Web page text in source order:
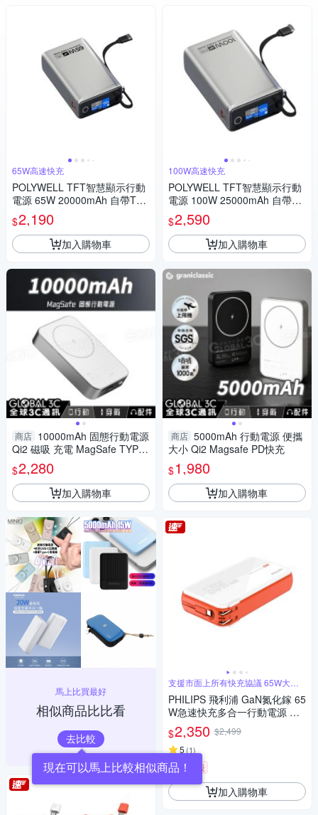
65W高速快充
POLYWELL TFT智慧顯示行動
電源 65W 20000mAh 自帶Typ
e-C線 A+C孔
$2,190
加入購物車
商店 10000mAh 固態行動電源
Qi2 磁吸 充電 MagSafe TYPE-
$2,280
加入購物車
馬上比買最好
相似商品比比看
去比較
現在可以馬上比較相似商品！
100W高速快充
POLYWELL TFT智慧顯示行動
電源 100W 25000mAh 自帶Ty
pe-C線 A+C孔 寶利威爾 台灣
現貨
$2,590
加入購物車
商店 5000mAh 行動電源 便攜
大小 Qi2 Magsafe PD快充
$1,980
加入購物車
支援市面上所有快充協議 65W大功
率輸出
PHILIPS 飛利浦 GaN氮化鎵 65
W急速快充多合一行動電源 DL
P6350C (具Wh標示_53.65Wh)
$2,350 $2,499
5(1)
限時下殺
加入購物車